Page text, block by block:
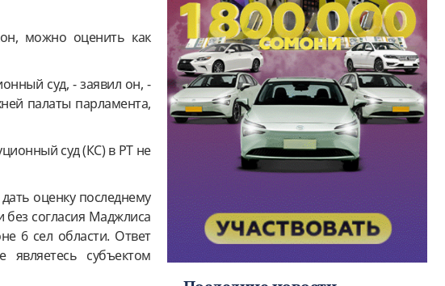
можно оценить как
суд, - заявил он, -
палаты парламента,
суд (КС) в РТ не
оценку последнему
согласия Маджлиса
6 сел области. Ответ
субъектом